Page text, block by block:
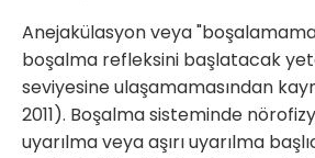
Anejakülasyon veya
boşalma refleksini başlatacak
seviyesine ulaşamamasından
2011). Boşalma sisteminde
uyarılma veya aşırı uyarılma